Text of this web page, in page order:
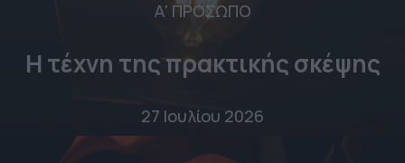
Α' ΠΡΟΣΩΠΟ
Η τέχνη της πρακτικής σκέψης
27 Ιουλίου 2026